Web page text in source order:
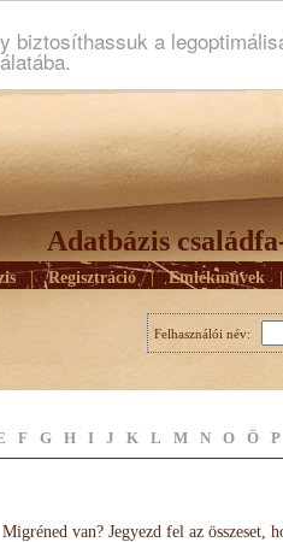
biztosíthassuk a
Adatbázis
| Regisztráció | Emlékmûvek
Felhasználói név:
F G H I J K L M N O Ö P
Migréned van? Jegyezd fel az összeset,